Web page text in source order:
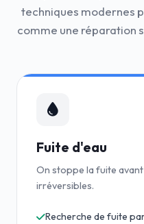
techniques modernes
comme une réparation
Fuite d'eau
On stoppe la fuite
irréversibles.
Recherche de fuite